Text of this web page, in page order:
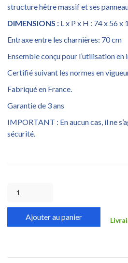
structure hêtre massif et ses
DIMENSIONS : L x P x H : 74 x 56 x
Entraxe entre les charnières: 70 cm
Ensemble conçu pour l’utilisation en
Certifié suivant les normes en
Fabriqué en France.
Garantie de 3 ans
IMPORTANT : En aucun cas, il ne
sécurité.
Ajouter au panier